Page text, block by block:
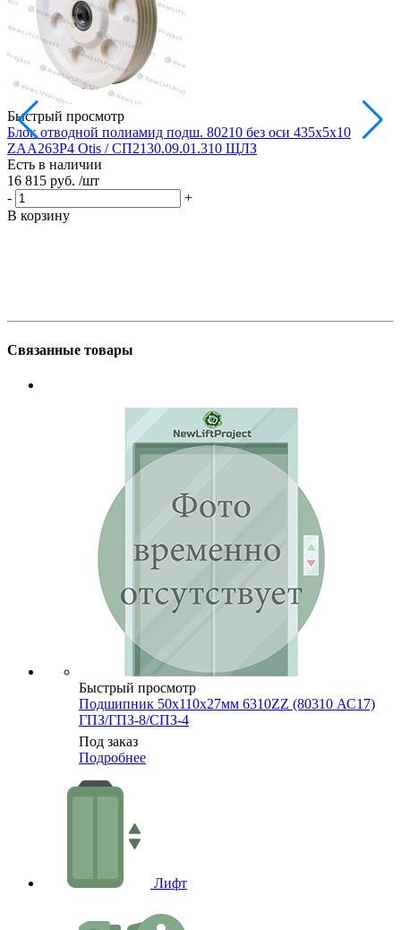
Быстрый просмотр
Блок отводной полиамид подш. 80210 без оси 435х5х10
ZAA263P4 Otis / СП2130.09.01.310 ЩЛЗ
Есть в наличии
16 815 руб. /шт
-
+
В корзину
Связанные товары
Быстрый просмотр
Подшипник 50х110х27мм 6310ZZ (80310 АС17)
ГПЗ/ГПЗ-8/СПЗ-4
Под заказ
Подробнее
Лифт